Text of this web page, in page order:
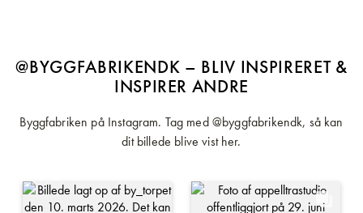
@BYGGFABRIKENDK – BLIV INSPIRERET &
INSPIRER ANDRE
Byggfabriken på Instagram. Tag med @byggfabrikendk, så kan
dit billede blive vist her.